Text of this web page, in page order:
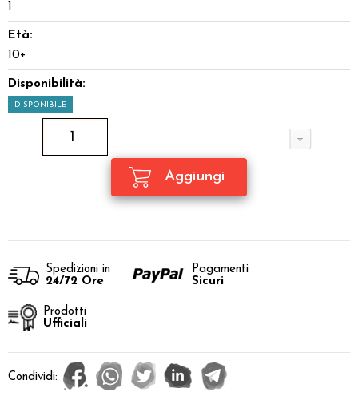
1
Età:
10+
Disponibilità:
DISPONIBILE
Spedizioni in
24/72 Ore
Pagamenti
Sicuri
Prodotti
Ufficiali
Condividi: